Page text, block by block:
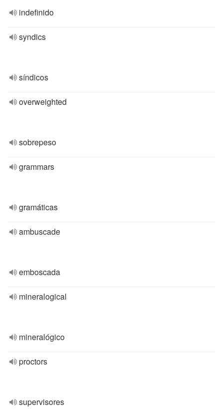
indefinido
syndics
síndicos
overweighted
sobrepeso
grammars
gramáticas
ambuscade
emboscada
mineralogical
mineralógico
proctors
supervisores